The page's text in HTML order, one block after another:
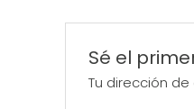
Sé el
Tu dirección